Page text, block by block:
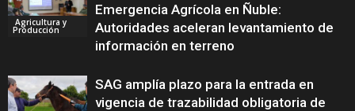
Agricultura y
Producción
Emergencia Agrícola en Ñuble:
Autoridades aceleran levantamiento de
información en terreno
SAG amplía plazo para la entrada en
vigencia de trazabilidad obligatoria de